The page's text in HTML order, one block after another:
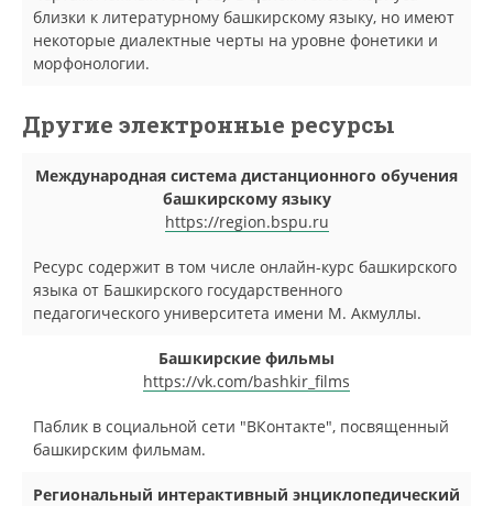
близки к литературному башкирскому языку, но имеют
некоторые диалектные черты на уровне фонетики и
морфонологии.
Другие электронные ресурсы
Международная система дистанционного обучения
башкирскому языку
https://region.bspu.ru
Ресурс содержит в том числе онлайн-курс башкирского
языка от Башкирского государственного
педагогического университета имени М. Акмуллы.
Башкирские фильмы
https://vk.com/bashkir_films
Паблик в социальной сети "ВКонтакте", посвященный
башкирским фильмам.
Региональный интерактивный энциклопедический